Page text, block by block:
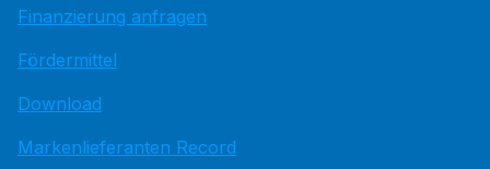
Finanzierung anfragen
Fördermittel
Download
Markenlieferanten Record